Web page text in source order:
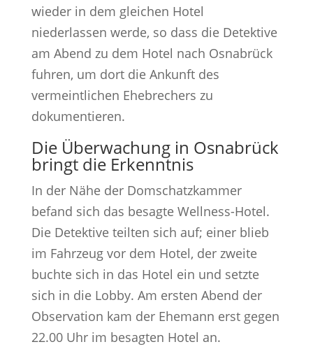
wieder in dem gleichen Hotel
niederlassen werde, so dass die Detektive
am Abend zu dem Hotel nach Osnabrück
fuhren, um dort die Ankunft des
vermeintlichen Ehebrechers zu
dokumentieren.
Die Überwachung in Osnabrück
bringt die Erkenntnis
In der Nähe der Domschatzkammer
befand sich das besagte Wellness-Hotel.
Die Detektive teilten sich auf; einer blieb
im Fahrzeug vor dem Hotel, der zweite
buchte sich in das Hotel ein und setzte
sich in die Lobby. Am ersten Abend der
Observation kam der Ehemann erst gegen
22.00 Uhr im besagten Hotel an.